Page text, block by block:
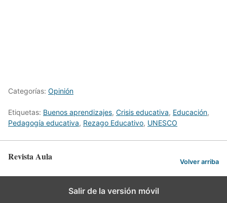
Categorías: Opinión
Etiquetas: Buenos aprendizajes, Crisis educativa, Educación,
Pedagogía educativa, Rezago Educativo, UNESCO
Revista Aula Volver arriba
Salir de la versión móvil